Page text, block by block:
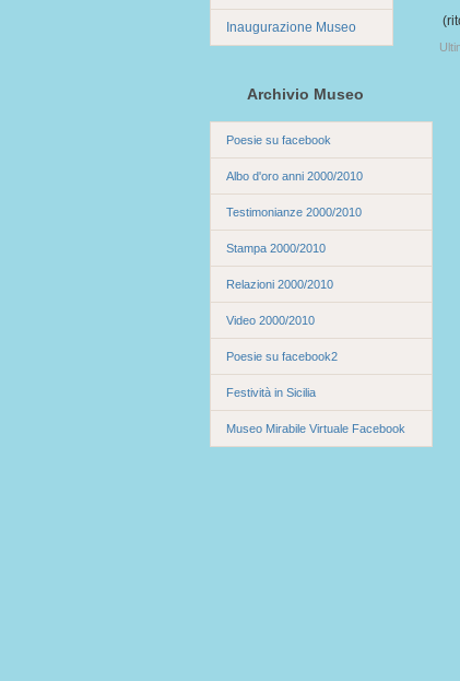
Inaugurazione Museo
Archivio Museo
Poesie su facebook
Albo d'oro anni 2000/2010
Testimonianze 2000/2010
Stampa 2000/2010
Relazioni 2000/2010
Video 2000/2010
Poesie su facebook2
Festività in Sicilia
Museo Mirabile Virtuale Facebook